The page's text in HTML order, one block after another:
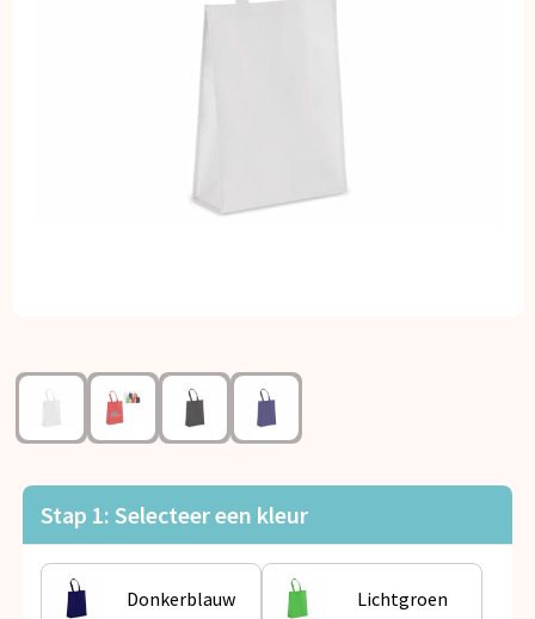
Klokken, horloges en weerstations
Lampen en Gereedschap
Reisbenodigdheden
Schrijfwaren
Sleutelhangers en Lanyards
Snoepgoed
Spellen voor binnen en buiten
Stap 1: Selecteer een kleur
Donkerblauw Lichtgroen